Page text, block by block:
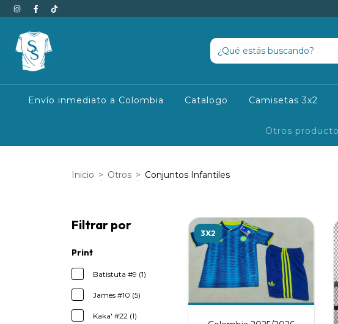
Envío inmediato a Colombia Catalogo Camisetas 3x2
Otros
Inicio > Otros > Conjuntos Infantiles
Filtrar por
Print
Batistuta #9 (1)
James #10 (5)
Kaka' #22 (1)
3X2